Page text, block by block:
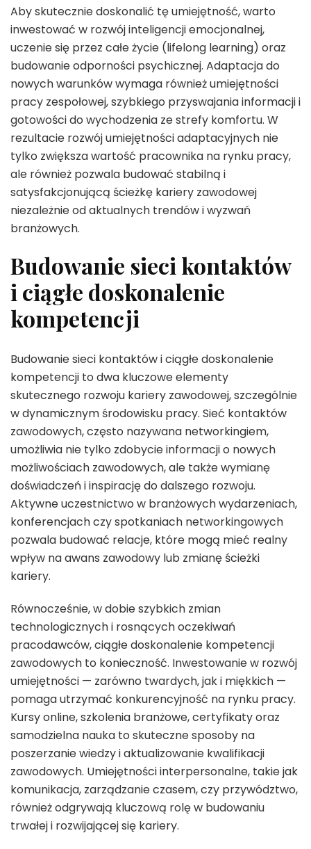
Aby skutecznie doskonalić tę umiejętność, warto
inwestować w rozwój inteligencji emocjonalnej,
uczenie się przez całe życie (lifelong learning) oraz
budowanie odporności psychicznej. Adaptacja do
nowych warunków wymaga również umiejętności
pracy zespołowej, szybkiego przyswajania informacji i
gotowości do wychodzenia ze strefy komfortu. W
rezultacie rozwój umiejętności adaptacyjnych nie
tylko zwiększa wartość pracownika na rynku pracy,
ale również pozwala budować stabilną i
satysfakcjonującą ścieżkę kariery zawodowej
niezależnie od aktualnych trendów i wyzwań
branżowych.
Budowanie sieci kontaktów
i ciągłe doskonalenie
kompetencji
Budowanie sieci kontaktów i ciągłe doskonalenie
kompetencji to dwa kluczowe elementy
skutecznego rozwoju kariery zawodowej, szczególnie
w dynamicznym środowisku pracy. Sieć kontaktów
zawodowych, często nazywana networkingiem,
umożliwia nie tylko zdobycie informacji o nowych
możliwościach zawodowych, ale także wymianę
doświadczeń i inspirację do dalszego rozwoju.
Aktywne uczestnictwo w branżowych wydarzeniach,
konferencjach czy spotkaniach networkingowych
pozwala budować relacje, które mogą mieć realny
wpływ na awans zawodowy lub zmianę ścieżki
kariery.
Równocześnie, w dobie szybkich zmian
technologicznych i rosnących oczekiwań
pracodawców, ciągłe doskonalenie kompetencji
zawodowych to konieczność. Inwestowanie w rozwój
umiejętności — zarówno twardych, jak i miękkich —
pomaga utrzymać konkurencyjność na rynku pracy.
Kursy online, szkolenia branżowe, certyfikaty oraz
samodzielna nauka to skuteczne sposoby na
poszerzanie wiedzy i aktualizowanie kwalifikacji
zawodowych. Umiejętności interpersonalne, takie jak
komunikacja, zarządzanie czasem, czy przywództwo,
również odgrywają kluczową rolę w budowaniu
trwałej i rozwijającej się kariery.